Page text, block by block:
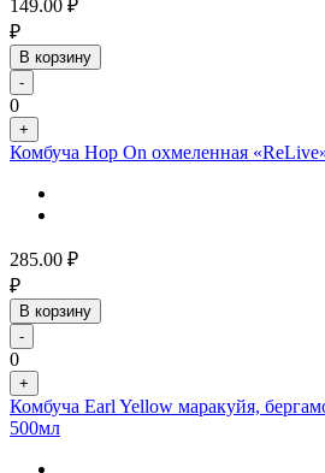
149.00 ₽
₽
В корзину
-
0
+
Комбуча Hop On охмеленная
285.00 ₽
₽
В корзину
-
0
+
Комбуча Earl Yellow маракуйя,
500мл